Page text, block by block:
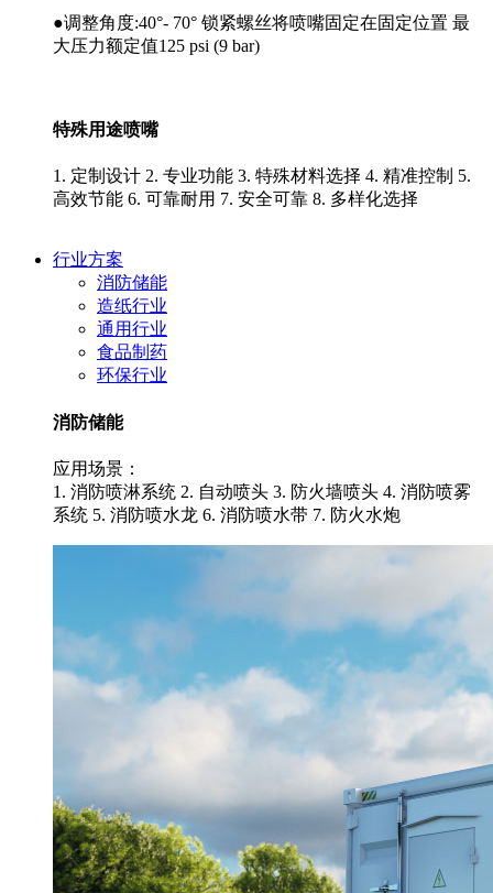
●调整角度:40°- 70° 锁紧螺丝将喷嘴固定在固定位置 最
大压力额定值125 psi (9 bar)
特殊用途喷嘴
1. 定制设计 2. 专业功能 3. 特殊材料选择 4. 精准控制 5.
高效节能 6. 可靠耐用 7. 安全可靠 8. 多样化选择
行业方案
消防储能
造纸行业
通用行业
食品制药
环保行业
消防储能
应用场景：
1. 消防喷淋系统 2. 自动喷头 3. 防火墙喷头 4. 消防喷雾
系统 5. 消防喷水龙 6. 消防喷水带 7. 防火水炮